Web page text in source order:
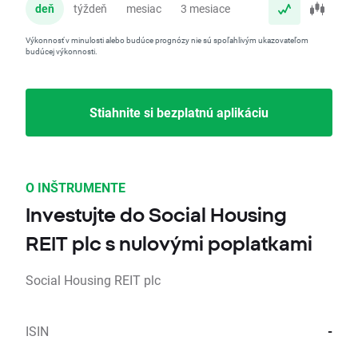
deň týždeň mesiac 3 mesiace
Výkonnosť v minulosti alebo budúce prognózy nie sú spoľahlivým ukazovateľom
budúcej výkonnosti.
Stiahnite si bezplatnú aplikáciu
O INŠTRUMENTE
Investujte do Social Housing
REIT plc s nulovými poplatkami
Social Housing REIT plc
ISIN -